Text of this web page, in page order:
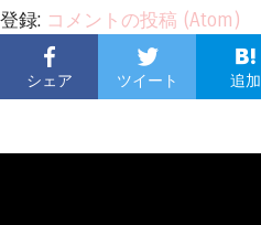
登録: コメントの投稿 (Atom)
シェア ツイート 追加